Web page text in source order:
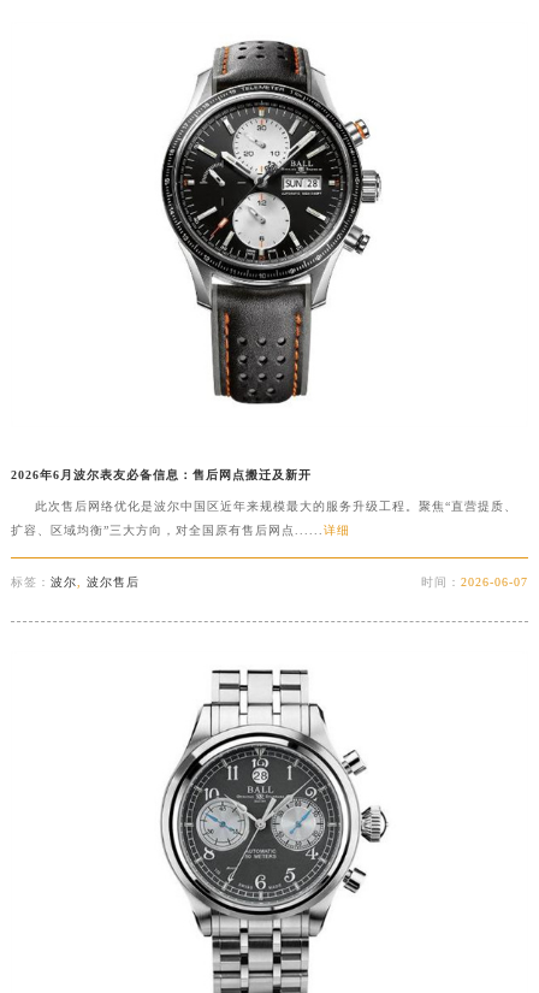
2026年6月波尔表友必备信息：售后网点搬迁及新开
此次售后网络优化是波尔中国区近年来规模最大的服务升级工程。聚焦“直营提质、
扩容、区域均衡”三大方向，对全国原有售后网点...... 详细
标签： 波尔 波尔售后 时间：2026-06-07